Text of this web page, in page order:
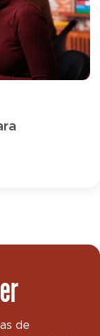
de